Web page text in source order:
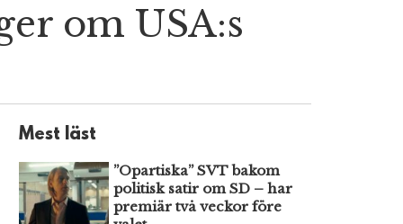
om USA:s
Mest läst
”Opartiska” SVT bakom
politisk satir om SD – har
premiär två veckor före